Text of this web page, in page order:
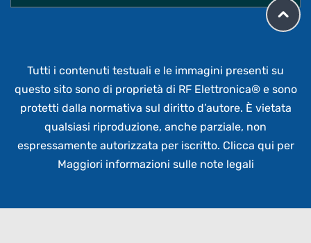
Tutti i contenuti testuali e le immagini presenti su
questo sito sono di proprietà di RF Elettronica® e sono
protetti dalla normativa sul diritto d’autore. È vietata
qualsiasi riproduzione, anche parziale, non
espressamente autorizzata per iscritto. Clicca qui per
Maggiori informazioni sulle note legali